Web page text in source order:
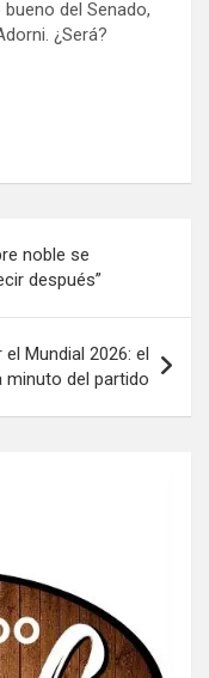
del Senado,
¿Será?
noble se
después”
el Mundial 2026: el
minuto del partido